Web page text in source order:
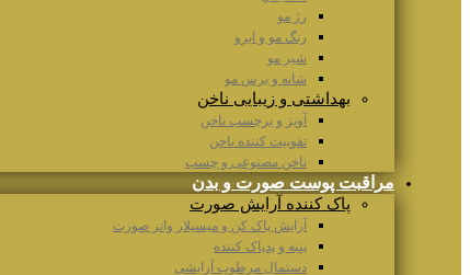
رژ مو
رنگ مو و ابرو
شیر مو
شانه و برس مو
بهداشتی و زیبایی ناخن
آویز و برچسب ناخن
تقوییت کننده ناخن
ناخن مصنوعی و چسب
مراقبت پوست صورت و بدن
پاک کننده آرایش صورت
آرایش پاک کن و میسیلار واتر صورت
پنبه و پدپاک کننده
دستمال مرطوب آرایشی